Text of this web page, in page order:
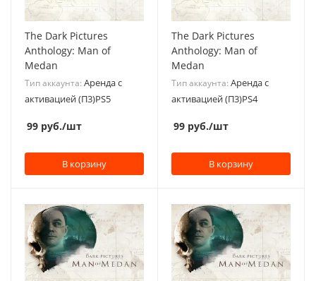
The Dark Pictures
Anthology: Man of
Medan
Тип аккаунта: Аренда с
активацией (П3)PS5
99 руб./шт
В корзину
The Dark Pictures
Anthology: Man of
Medan
Тип аккаунта: Аренда с
активацией (П3)PS4
99 руб./шт
В корзину